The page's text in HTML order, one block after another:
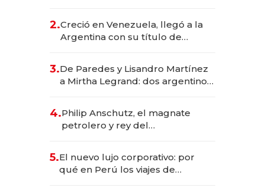
2.Creció en Venezuela, llegó a la
Argentina con su título de
las marcas "fast premium"
3.De Paredes y Lisandro Martínez
a Mirtha Legrand: dos argentinos
4.Philip Anschutz, el magnate
petrolero y rey del
Fénix
5.El nuevo lujo corporativo: por
qué en Perú los viajes de